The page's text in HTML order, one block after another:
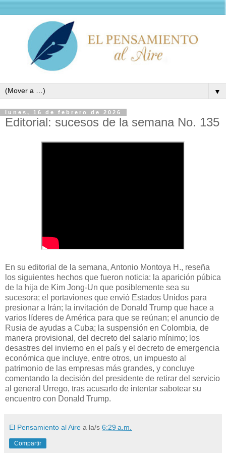
▼
lunes, 16 de febrero de 2026
Editorial: sucesos de la semana No. 135
En su editorial de la semana, Antonio Montoya H., reseña
los siguientes hechos que fueron noticia: la aparición púbica
de la hija de Kim Jong-Un que posiblemente sea su
sucesora; el portaviones que envió Estados Unidos para
presionar a Irán; la invitación de Donald Trump que hace a
varios líderes de América para que se reúnan; el anuncio de
Rusia de ayudas a Cuba; la suspensión en Colombia, de
manera provisional, del decreto del salario mínimo; los
desastres del invierno en el país y el decreto de emergencia
económica que incluye, entre otros, un impuesto al
patrimonio de las empresas más grandes, y concluye
comentando la decisión del presidente de retirar del servicio
al general Urrego, tras acusarlo de intentar sabotear su
encuentro con Donald Trump.
El Pensamiento al Aire a la/s 6:29 a.m.
Compartir